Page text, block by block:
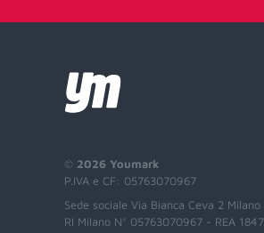
© 2026 Youmark
P.IVA e CF: 05763070967
Sede sociale Via Bianca Ceva 2 Milano
RI Milano N° 05763070967 - REA